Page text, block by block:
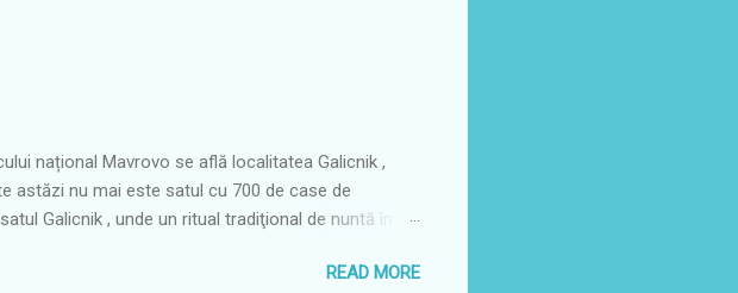
național Mavrovo se află localitatea Galicnik ,
astăzi nu mai este satul cu 700 de case de
Galicnik , unde un ritual tradiţional de nuntă învie
cândva aici. În perioada sa de glorie, în acest sat
READ MORE